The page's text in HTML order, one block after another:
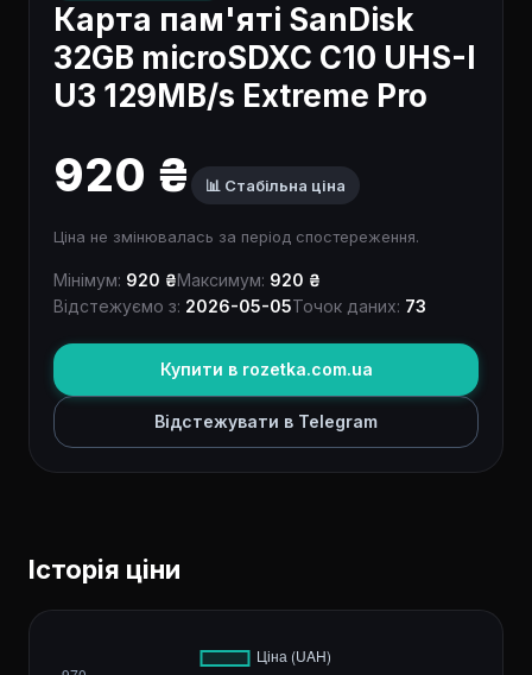
Карта пам'яті SanDisk
32GB microSDXC C10 UHS-I
U3 129MB/s Extreme Pro
920 ₴ 📊 Стабільна ціна
Ціна не змінювалась за період спостереження.
Мінімум: 920 ₴Максимум: 920 ₴
Відстежуємо з: 2026-05-05Точок даних: 73
Купити в rozetka.com.ua
Відстежувати в Telegram
Історія ціни